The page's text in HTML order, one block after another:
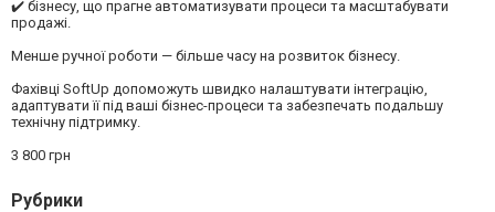
✔️ бізнесу, що прагне автоматизувати процеси та масштабувати
продажі.
Менше ручної роботи — більше часу на розвиток бізнесу.
Фахівці SoftUp допоможуть швидко налаштувати інтеграцію,
адаптувати її під ваші бізнес-процеси та забезпечать подальшу
технічну підтримку.
3 800 грн
Рубрики